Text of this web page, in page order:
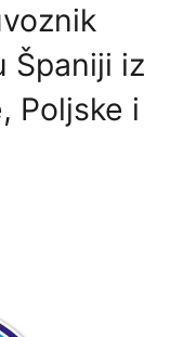
Španiji iz
Poljske i